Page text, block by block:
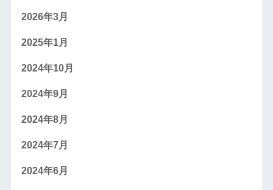
2026年3月
2025年1月
2024年10月
2024年9月
2024年8月
2024年7月
2024年6月